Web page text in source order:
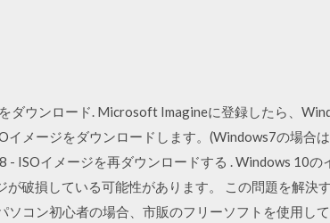
ダウンロード. Microsoft Imagineに登録したら、
メージをダウンロードします。(Windows7の場合
ISOイメージを再ダウンロードする . Windows 10の
破損している可能性があります。 この問題を解決
コン初心者の場合、市販のフリーソフトを使用し